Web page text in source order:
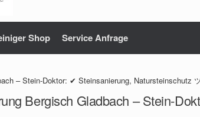
Shop Service Anfrage
– Stein-Doktor: ✔ Steinsanierung, Natursteinschutz
Bergisch Gladbach – Stein-